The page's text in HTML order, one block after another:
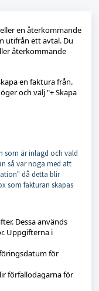
en återkommande
utifrån ett avtal. Du
återkommande
en faktura från.
och välj "+ Skapa
som är inlagd och vald
så var noga med att
då detta blir
som fakturan skapas
Dessa används
Uppgifterna i
för
förfallodagarna för